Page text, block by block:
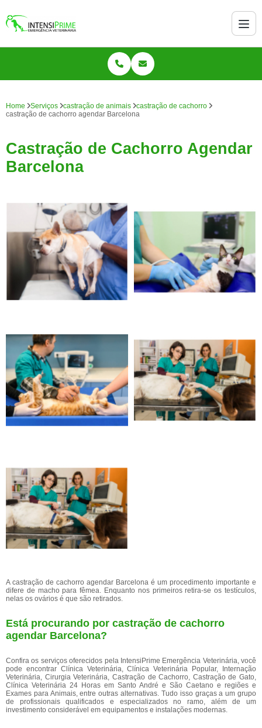
Home Serviços castração de animais
castração de cachorro
castração de cachorro agendar Barcelona
Castração de Cachorro Agendar
Barcelona
A castração de cachorro agendar Barcelona é um procedimento importante e
difere de macho para fêmea. Enquanto nos primeiros retira-se os testículos,
nelas os ovários é que são retirados.
Está procurando por castração de cachorro
agendar Barcelona?
Confira os serviços oferecidos pela IntensiPrime Emergência Veterinária, você
pode encontrar Clínica Veterinária, Clínica Veterinária Popular, Internação
Veterinária, Cirurgia Veterinária, Castração de Cachorro, Castração de Gato,
Clínica Veterinária 24 Horas em Santo André e São Caetano e regiões e
Exames para Animais, entre outras alternativas. Tudo isso graças a um grupo
de profissionais qualificados e especializados no ramo, além de um
investimento considerável em equipamentos e instalações modernas.